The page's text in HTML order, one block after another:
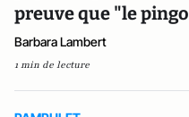
preuve que "le
Barbara Lambert
1 min de lecture